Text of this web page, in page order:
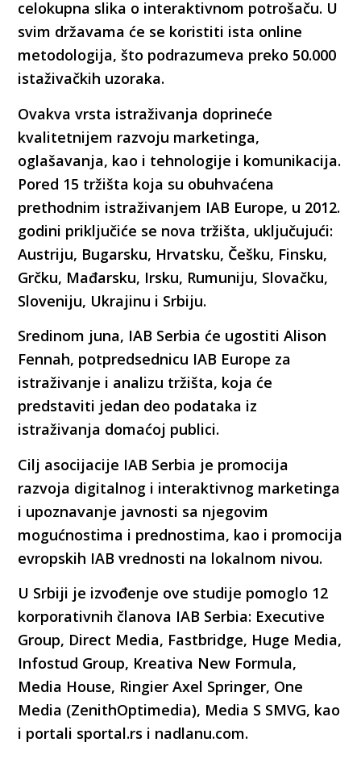
celokupna slika o interaktivnom potrošaču. U
svim državama će se koristiti ista online
metodologija, što podrazumeva preko 50.000
istaživačkih uzoraka.
Ovakva vrsta istraživanja doprineće
kvalitetnijem razvoju marketinga,
oglašavanja, kao i tehnologije i komunikacija.
Pored 15 tržišta koja su obuhvaćena
prethodnim istraživanjem IAB Europe, u 2012.
godini priključiće se nova tržišta, uključujući:
Austriju, Bugarsku, Hrvatsku, Češku, Finsku,
Grčku, Mađarsku, Irsku, Rumuniju, Slovačku,
Sloveniju, Ukrajinu i Srbiju.
Sredinom juna, IAB Serbia će ugostiti Alison
Fennah, potpredsednicu IAB Europe za
istraživanje i analizu tržišta, koja će
predstaviti jedan deo podataka iz
istraživanja domaćoj publici.
Cilj asocijacije IAB Serbia je promocija
razvoja digitalnog i interaktivnog marketinga
i upoznavanje javnosti sa njegovim
mogućnostima i prednostima, kao i promocija
evropskih IAB vrednosti na lokalnom nivou.
U Srbiji je izvođenje ove studije pomoglo 12
korporativnih članova IAB Serbia: Executive
Group, Direct Media, Fastbridge, Huge Media,
Infostud Group, Kreativa New Formula,
Media House, Ringier Axel Springer, One
Media (ZenithOptimedia), Media S SMVG, kao
i portali sportal.rs i nadlanu.com.